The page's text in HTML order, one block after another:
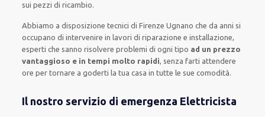
sui pezzi di ricambio.
Abbiamo a disposizionetecnici di Firenze Ugnano che da anni si
occupano di intervenirein lavori di riparazione e installazione,
espertiche sanno risolvere problemi di ogni tipo ad un prezzo
vantaggioso e in tempi molto rapidi, senza farti attendere
ore per tornare a goderti la tua casa in tutte le sue comodità.
Il nostro servizio di emergenza Elettricista